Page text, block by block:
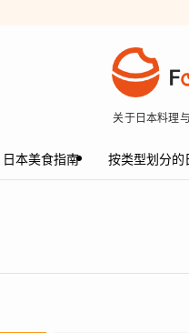
关于日本料理
日本美食指南 按类型划分的